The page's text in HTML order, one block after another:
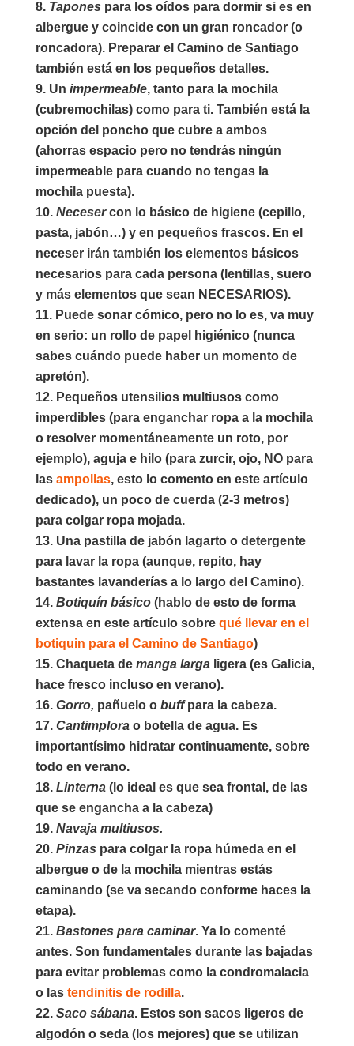
Tapones para los oídos para dormir si es en
albergue y coincide con un gran roncador (o
roncadora). Preparar el Camino de Santiago
también está en los pequeños detalles.
Un impermeable, tanto para la mochila
(cubremochilas) como para ti. También está la
opción del poncho que cubre a ambos
(ahorras espacio pero no tendrás ningún
impermeable para cuando no tengas la
mochila puesta).
Necesercon lo básico de higiene (cepillo,
pasta, jabón…) y en pequeños frascos. En el
neceser irán también los elementos básicos
necesarios para cada persona (lentillas, suero
y más elementos que sean NECESARIOS).
Puede sonar cómico, pero no lo es, va muy
en serio: un rollo de papel higiénico(nunca
sabes cuándo puede haber un momento de
apretón).
Pequeños utensilios multiusos como
imperdibles(para enganchar ropa a la mochila
o resolver momentáneamente un roto, por
ejemplo), aguja e hilo (para zurcir, ojo, NO para
las ampollas, esto lo comento en este artículo
dedicado), un poco de cuerda(2-3 metros)
para colgar ropa mojada.
Una pastilla de jabón lagarto o detergente
para lavar la ropa (aunque, repito, hay
bastantes lavanderías a lo largo del Camino).
Botiquín básico (hablo de esto de forma
extensa en este artículo sobre qué llevar en el
botiquin para el Camino de Santiago)
Chaqueta de manga larga ligera (es Galicia,
hace fresco incluso en verano).
Gorro, pañuelo o buffpara la cabeza.
Cantimplora o botella de agua. Es
importantísimo hidratar continuamente, sobre
todo en verano.
Linterna (lo ideal es que sea frontal, de las
que se engancha a la cabeza)
Navaja multiusos.
Pinzas para colgar la ropa húmeda en el
albergue o de la mochila mientras estás
caminando (se va secando conforme haces la
etapa).
Bastones para caminar. Ya lo comenté
antes. Son fundamentales durante las bajadas
para evitar problemas como la condromalacia
o las tendinitis de rodilla.
Saco sábana. Estos son sacos ligeros de
algodón o seda (los mejores) que se utilizan